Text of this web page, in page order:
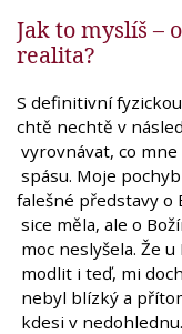
Jak to myslíš –
realita?
S definitivní
chtě nechtě v
vyrovnávat, co
spásu. Moje
falešné představy o
sice měla, ale o
moc neslyšela. Že u
modlit i teď, mi
nebyl blízký a
kdesi v